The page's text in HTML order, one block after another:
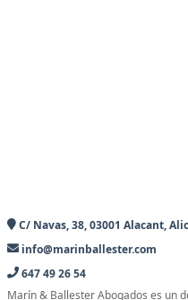
C/ Navas, 38, 03001 Alacant,
info@marinballester.com
647 49 26 54
Marín & Ballester Abogados es un